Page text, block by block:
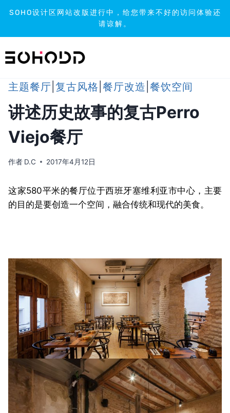
SOHO设计区网站改版进行中，给您带来不好的访问体验还
请谅解。
到
主题餐厅 复古风格 餐厅改造 餐饮空间
讲述历史故事的复古Perro
Viejo餐厅
作者 D.C 2017年4月12日
这家580平米的餐厅位于西班牙塞维利亚市中心，主要
的目的是要创造一个空间，融合传统和现代的美食。